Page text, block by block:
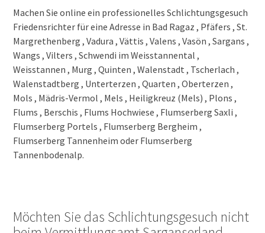
Machen Sie online ein professionelles Schlichtungsgesuch
Friedensrichter für eine Adresse in Bad Ragaz , Pfäfers , St.
Margrethenberg , Vadura , Vättis , Valens , Vasön , Sargans ,
Wangs , Vilters , Schwendi im Weisstannental ,
Weisstannen , Murg , Quinten , Walenstadt , Tscherlach ,
Walenstadtberg , Unterterzen , Quarten , Oberterzen ,
Mols , Mädris-Vermol , Mels , Heiligkreuz (Mels) , Plons ,
Flums , Berschis , Flums Hochwiese , Flumserberg Saxli ,
Flumserberg Portels , Flumserberg Bergheim ,
Flumserberg Tannenheim oder Flumserberg
Tannenbodenalp.
Möchten Sie das Schlichtungsgesuch nicht